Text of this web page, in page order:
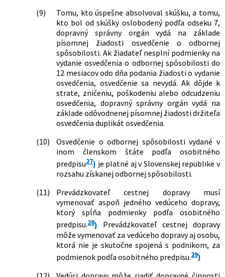
(9)
Tomu, kto úspešne absolvoval skúšku, a tomu,
kto bol od skúšky oslobodený podľa odseku 7,
dopravný správny orgán vydá na základe
písomnej žiadosti osvedčenie o odbornej
spôsobilosti. Ak žiadateľ nesplní podmienky na
vydanie osvedčenia o odbornej spôsobilosti do
12 mesiacov odo dňa podania žiadosti o vydanie
osvedčenia, osvedčenie sa nevydá. Ak dôjde k
strate, zničeniu, poškodeniu alebo odcudzeniu
osvedčenia, dopravný správny orgán vydá na
základe odôvodnenej písomnej žiadosti držiteľa
osvedčenia duplikát osvedčenia.
(10)
Osvedčenie o odbornej spôsobilosti vydané v
inom členskom štáte podľa osobitného
predpisu27) je platné aj v Slovenskej republike v
rozsahu získanej odbornej spôsobilosti.
(11)
Prevádzkovateľ cestnej dopravy musí
vymenovať aspoň jedného vedúceho dopravy,
ktorý spĺňa podmienky podľa osobitného
predpisu.28) Prevádzkovateľ cestnej dopravy
môže vymenovať za vedúceho dopravy aj osobu,
ktorá nie je skutočne spojená s podnikom, za
podmienok podľa osobitného predpisu.29)